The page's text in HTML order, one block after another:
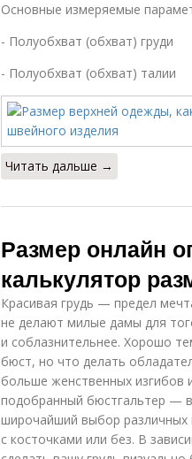
Основные измеряемые
- Полуобхват (обхват) груди
- Полуобхват (обхват) талии
Читать дальше →
Размер онлайн
калькулятор
Красивая грудь — предел
не делают милые дамы для
и соблазнительнее. Хорошо
бюст, но что делать
больше женственных изгибов
подобранный бюстгальтер —
широчайший выбор различных
с косточками или без. В